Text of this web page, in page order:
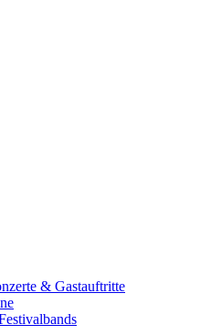
& Gastauftritte